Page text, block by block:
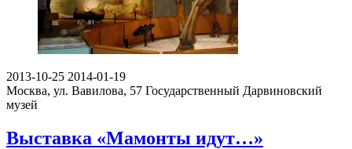
2013-10-25 2014-01-19
Москва, ул. Вавилова, 57 Государственный Дарвиновский
музей
Выставка «Мамонты идут…»